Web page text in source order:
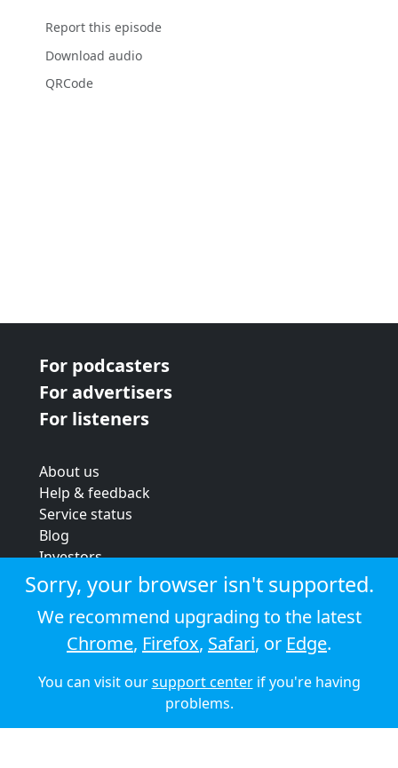
Report this episode
Download audio
QRCode
For podcasters
For advertisers
For listeners
About us
Help & feedback
Service status
Blog
Investors
Strategic review
Terms & conditions
Privacy policy
Cookie policy
© 2026 Audioboom
Sorry, your browser isn't supported.
We recommend upgrading to the latest
Chrome, Firefox, Safari, or Edge.
You can visit oursupport centerif you're having
problems.